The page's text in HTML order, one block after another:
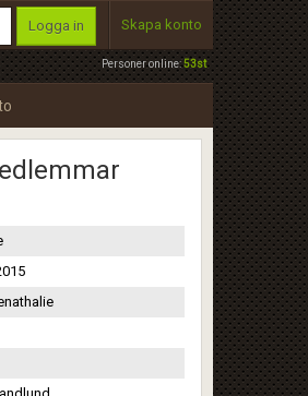
Personer online:53st
Logga in Skapa konto